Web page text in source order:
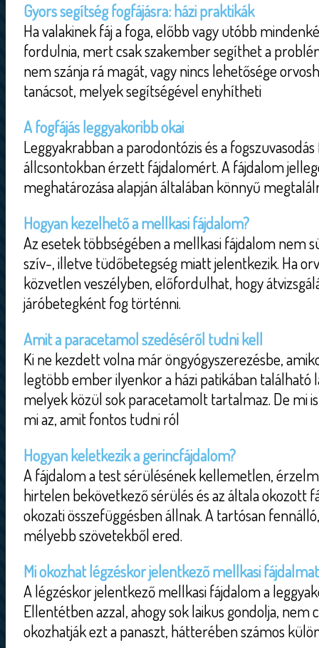
Gyors segítség fogfájásra: házi praktikák
Ha valakinek fáj a foga, előbb vagy utóbb
fordulnia, mert csak szakember segíthet a
nem szánja rá magát, vagy nincs lehetősége
tanácsot, melyek segítségével enyhítheti
A fogfájás leggyakoribb okai
Leggyakrabban a parodontózis és a
állcsontokban érzett fájdalomért. A fájdalom
meghatározása alapján általában könnyű
Hogyan kezelhető a mellkasi fájdalom?
Az esetek többségében a mellkasi fájdalom nem
szív-, illetve tüdőbetegség miatt jelentkezik. Ha
közvetlen veszélyben, előfordulhat, hogy
járóbetegként fog történni.
Amit a paracetamol szedéséről tudni kell
Ki ne kezdett volna már öngyógyszerezésbe,
legtöbb ember ilyenkor a házi patikában található
melyek közül sok paracetamolt tartalmaz. De mi
mi az, amit fontos tudni ról
Hogyan keletkezik a gerincfájdalom?
A fájdalom a test sérülésének kellemetlen,
hirtelen bekövetkező sérülés és az általa okozott
okozati összefüggésben állnak. A tartósan
mélyebb szövetekből ered.
Mi okozhat légzéskor jelentkező mellkasi
A légzéskor jelentkező mellkasi fájdalom a
Ellentétben azzal, ahogy sok laikus gondolja, nem
okozhatják ezt a panaszt, hátterében számos